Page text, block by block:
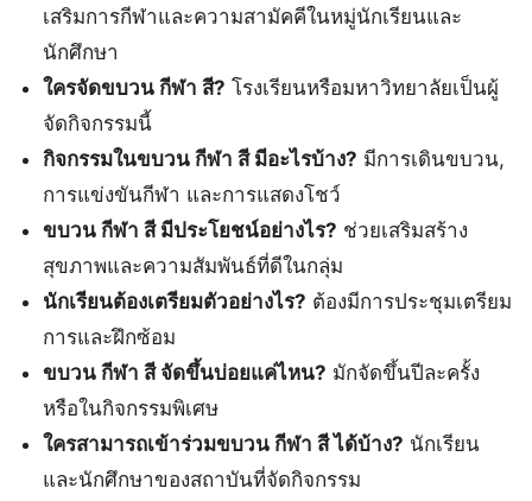
เสริมการกีฬาและความสามัคคีในหมู่นักเรียนและ
นักศึกษา
ใครจัดขบวน กีฬา สี? โรงเรียนหรือมหาวิทยาลัยเป็นผู้
จัดกิจกรรมนี้
กิจกรรมในขบวน กีฬา สี มีอะไรบ้าง? มีการเดินขบวน,
การแข่งขันกีฬา และการแสดงโชว์
ขบวน กีฬา สี มีประโยชน์อย่างไร? ช่วยเสริมสร้าง
สุขภาพและความสัมพันธ์ที่ดีในกลุ่ม
นักเรียนต้องเตรียมตัวอย่างไร? ต้องมีการประชุมเตรียม
การและฝึกซ้อม
ขบวน กีฬา สี จัดขึ้นบ่อยแค่ไหน? มักจัดขึ้นปีละครั้ง
หรือในกิจกรรมพิเศษ
ใครสามารถเข้าร่วมขบวน กีฬา สี ได้บ้าง? นักเรียน
และนักศึกษาของสถาบันที่จัดกิจกรรม